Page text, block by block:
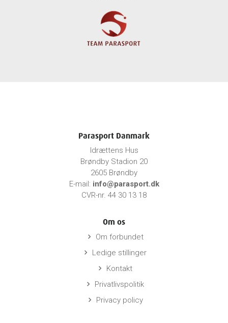
Parasport Danmark
Idrættens Hus
Brøndby Stadion 20
2605 Brøndby
E-mail: info@parasport.dk
CVR-nr. 44 30 13 18
Om os
keyboard_arrow_right Om forbundet
keyboard_arrow_right Ledige stillinger
keyboard_arrow_right Kontakt
keyboard_arrow_right Privatlivspolitik
keyboard_arrow_right Privacy policy